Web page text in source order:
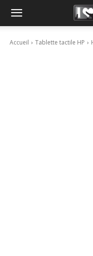
Accueil Tablette tactile HP